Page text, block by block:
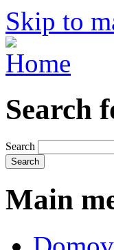
Skip to
Search
Search
Main